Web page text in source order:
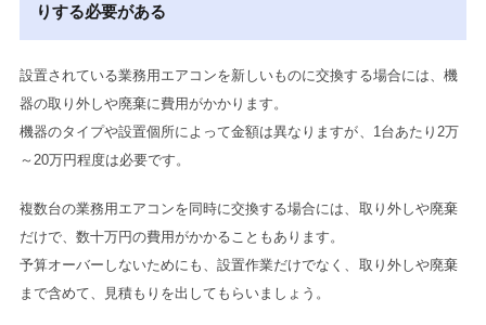
りする必要がある
設置されている業務用エアコンを新しいものに交換する場合には、機
器の取り外しや廃棄に費用がかかります。
機器のタイプや設置個所によって金額は異なりますが、1台あたり2万
～20万円程度は必要です。
複数台の業務用エアコンを同時に交換する場合には、取り外しや廃棄
だけで、数十万円の費用がかかることもあります。
予算オーバーしないためにも、設置作業だけでなく、取り外しや廃棄
まで含めて、見積もりを出してもらいましょう。